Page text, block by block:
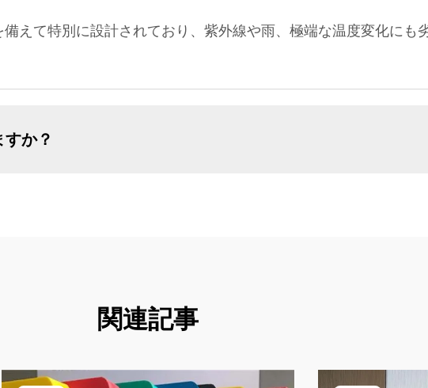
えて特別に設計されており、紫外線や雨、極端な温度変化にも
か？
関連記事